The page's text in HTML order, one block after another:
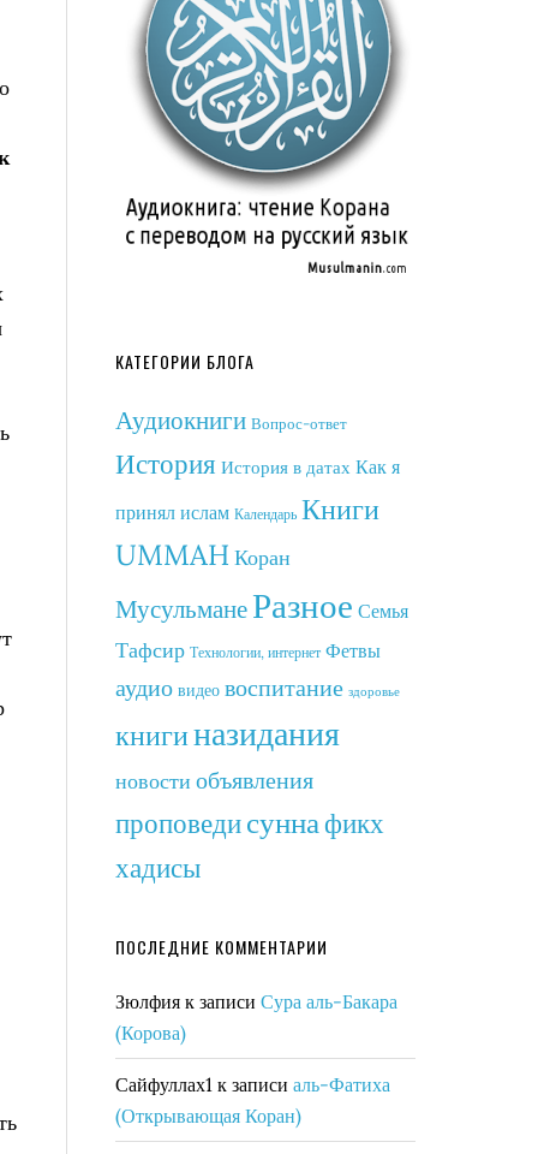
КАТЕГОРИИ БЛОГА
Аудиокниги Вопрос-ответ
История История в датах Как я
принял ислам Календарь Книги
UMMAH Коран
МусульманеРазное Семья
Тафсир Технологии, интернет Фетвы
аудио видео воспитание здоровье
книгиназидания
новости объявления
проповедисуннафикх
хадисы
ПОСЛЕДНИЕ КОММЕНТАРИИ
Зюлфия к записи Сура аль-Бакара
(Корова)
Сайфуллах1 к записи аль-Фатиха
(Открывающая Коран)